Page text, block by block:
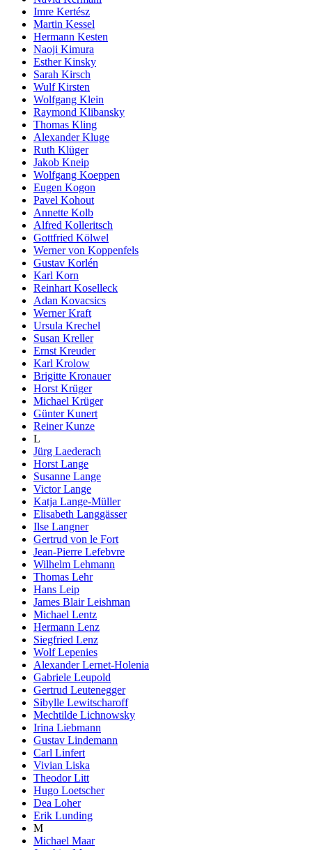
Imre Kertész
Martin Kessel
Hermann Kesten
Naoji Kimura
Esther Kinsky
Sarah Kirsch
Wulf Kirsten
Wolfgang Klein
Raymond Klibansky
Thomas Kling
Alexander Kluge
Ruth Klüger
Jakob Kneip
Wolfgang Koeppen
Eugen Kogon
Pavel Kohout
Annette Kolb
Alfred Kolleritsch
Gottfried Kölwel
Werner von Koppenfels
Gustav Korlén
Karl Korn
Reinhart Koselleck
Adan Kovacsics
Werner Kraft
Ursula Krechel
Susan Kreller
Ernst Kreuder
Karl Krolow
Brigitte Kronauer
Horst Krüger
Michael Krüger
Günter Kunert
Reiner Kunze
L
Jürg Laederach
Horst Lange
Susanne Lange
Victor Lange
Katja Lange-Müller
Elisabeth Langgässer
Ilse Langner
Gertrud von le Fort
Jean-Pierre Lefebvre
Wilhelm Lehmann
Thomas Lehr
Hans Leip
James Blair Leishman
Michael Lentz
Hermann Lenz
Siegfried Lenz
Wolf Lepenies
Alexander Lernet-Holenia
Gabriele Leupold
Gertrud Leutenegger
Sibylle Lewitscharoff
Mechtilde Lichnowsky
Irina Liebmann
Gustav Lindemann
Carl Linfert
Vivian Liska
Theodor Litt
Hugo Loetscher
Dea Loher
Erik Lunding
M
Michael Maar